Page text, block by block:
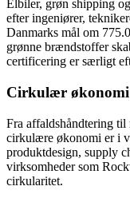
Elbiler, grøn shipping
efter ingeniører,
Danmarks mål om
grønne brændstoffer
certificering er særligt
Cirkulær økonomi
Fra affaldshåndtering
cirkulære økonomi er i
produktdesign, supply
virksomheder som
cirkularitet.